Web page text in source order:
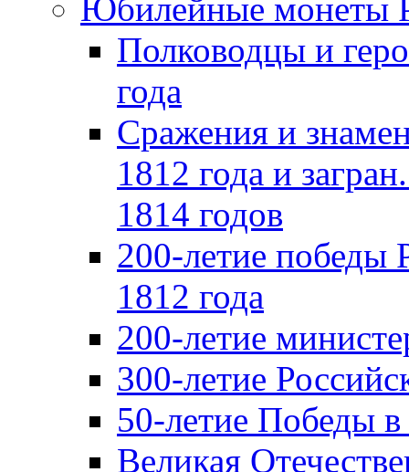
Юбилейные монеты
Полководцы и
года
Сражения и
1812 года и
1814 годов
200-летие победы
1812 года
200-летие
300-летие
50-летие Победы
Великая